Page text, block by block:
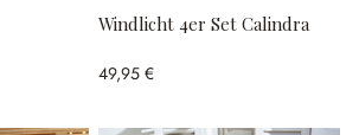
Windlicht 4er Set Calindra
49,95 €